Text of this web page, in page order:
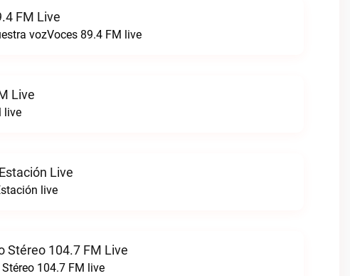
FM Live
vozVoces 89.4 FM live
Live
live
Live
live
Stéreo 104.7 FM Live
104.7 FM live